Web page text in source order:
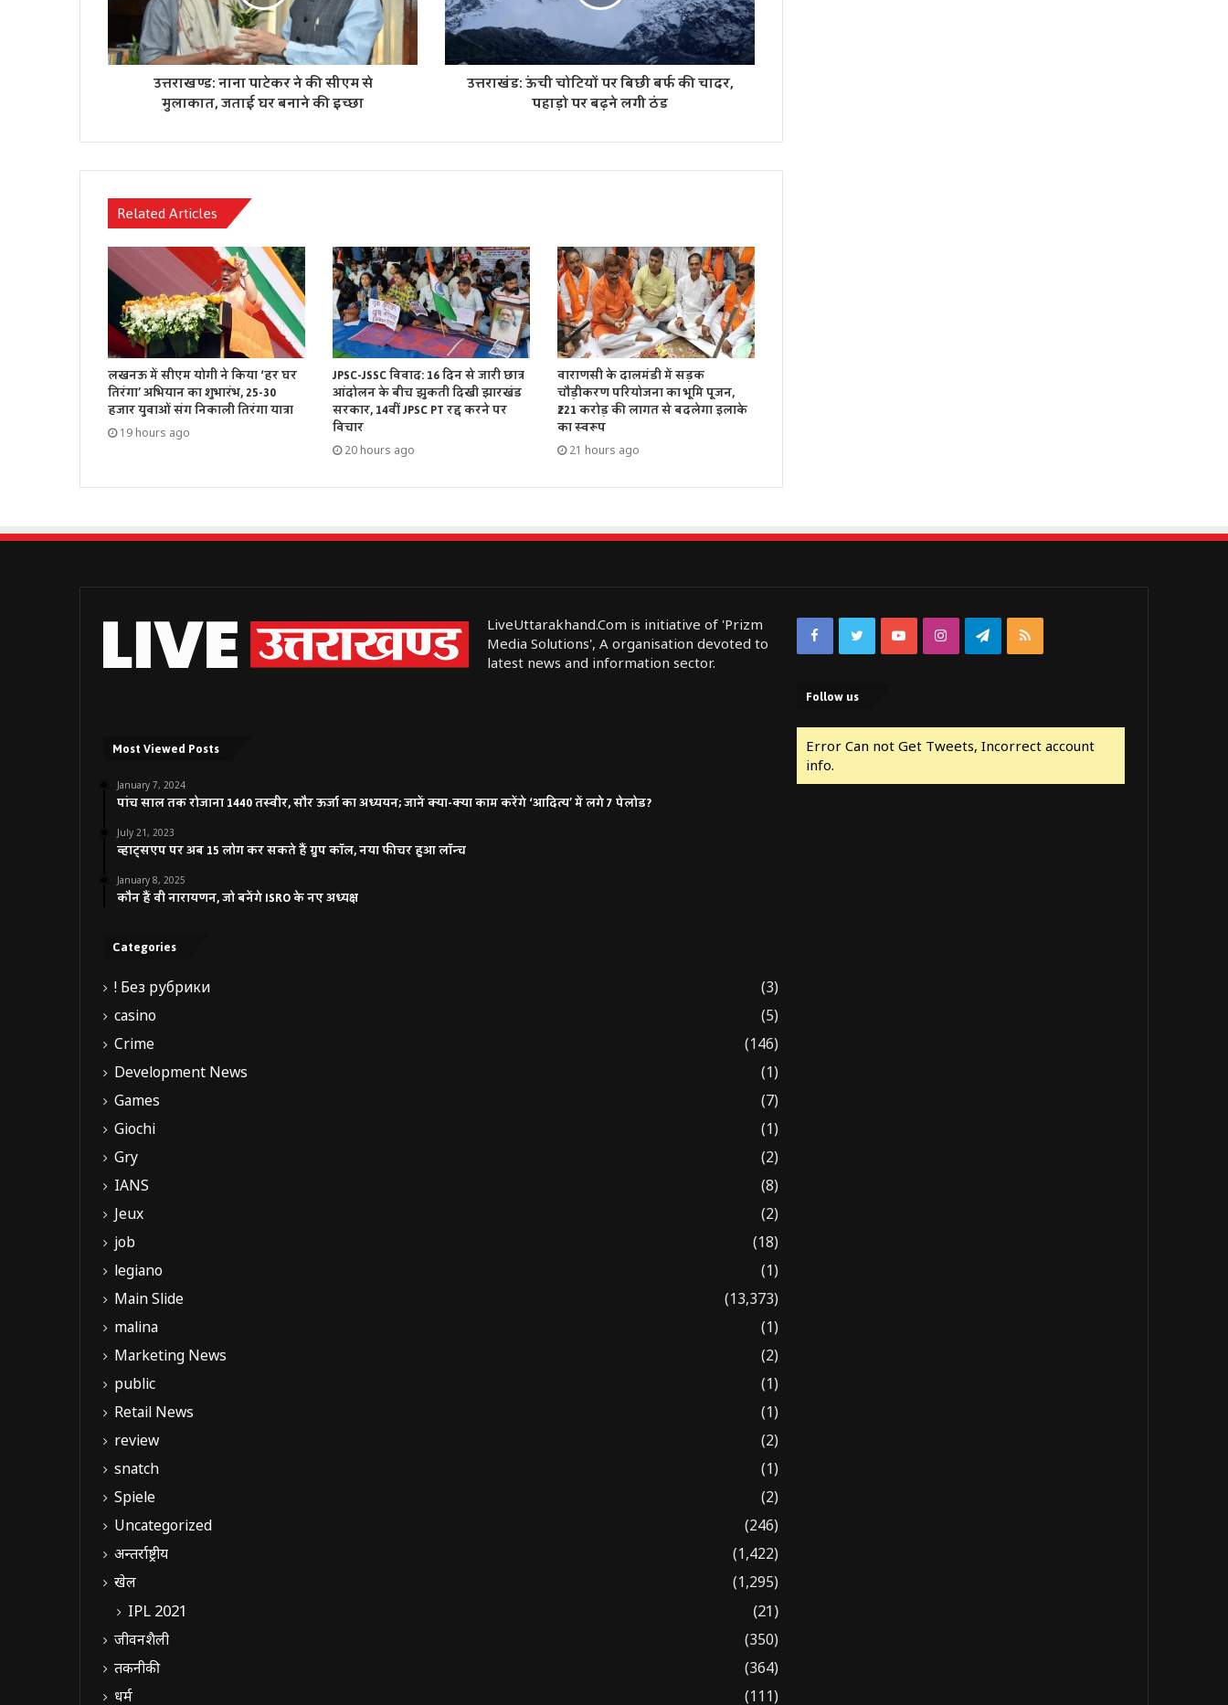
उत्तराखण्ड: नाना पाटेकर ने की सीएम से
मुलाकात, जताई घर बनाने की इच्छा
उत्तराखंड: ऊंची चोटियों पर बिछी बर्फ की चादर,
पहाड़ो पर बढ़ने लगी ठंड
Related Articles
लखनऊ में सीएम योगी ने किया ‘हर घर
तिरंगा’ अभियान का शुभारंभ, 25-30
हजार युवाओं संग निकाली तिरंगा यात्रा
19 hours ago
JPSC-JSSC विवाद: 16 दिन से जारी छात्र
आंदोलन के बीच झुकती दिखी झारखंड
सरकार, 14वीं JPSC PT रद्द करने पर
विचार
20 hours ago
वाराणसी के दालमंडी में सड़क
चौड़ीकरण परियोजना का भूमि पूजन,
₹221 करोड़ की लागत से बदलेगा इलाके
का स्वरूप
21 hours ago
LiveUttarakhand.Com is initiative of 'Prizm
Media Solutions', A organisation devoted to
latest news and information sector.
Most Viewed Posts
January 7, 2024
पांच साल तक रोजाना 1440 तस्वीर, सौर ऊर्जा का अध्ययन; जानें क्या-क्या काम करेंगे ‘आदित्य’ में लगे 7 पेलोड?
July 21, 2023
व्हाट्सएप पर अब 15 लोग कर सकते हैं ग्रुप कॉल, नया फीचर हुआ लॉन्च
January 8, 2025
कौन हैं वी नारायणन, जो बनेंगे ISRO के नए अध्यक्ष
Categories
! Без рубрики
(3)
casino
(5)
Crime
(146)
Development News
(1)
Games
(7)
Giochi
(1)
Gry
(2)
IANS
(8)
Jeux
(2)
job
(18)
legiano
(1)
Main Slide
(13,373)
malina
(1)
Marketing News
(2)
public
(1)
Retail News
(1)
review
(2)
snatch
(1)
Spiele
(2)
Uncategorized
(246)
अन्तर्राष्ट्रीय
(1,422)
खेल
(1,295)
IPL 2021 (21)
जीवनशैली
(350)
तकनीकी
(364)
धर्म
(111)
FacebookTwitterYouTubeInstagramTelegram
RSS
Follow us
Error Can not Get Tweets, Incorrect account
info.